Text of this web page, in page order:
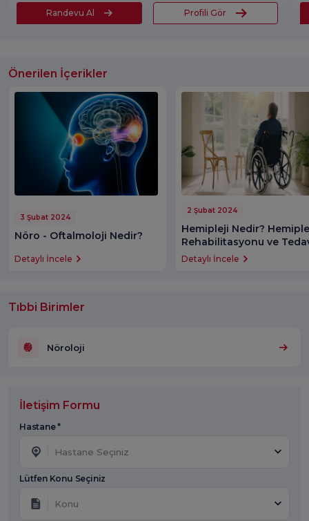
Randevu Al Profili Gör
Önerilen İçerikler
3 Şubat 2024
Nöro - Oftalmoloji Nedir?
Detaylı İncele
2 Şubat 2024
Hemipleji Nedir?
Rehabilitasyonu ve
Detaylı İncele
Tıbbi Birimler
Nöroloji
İletişim Formu
Hastane *
Hastane Seçiniz
Lütfen Konu Seçiniz
Konu